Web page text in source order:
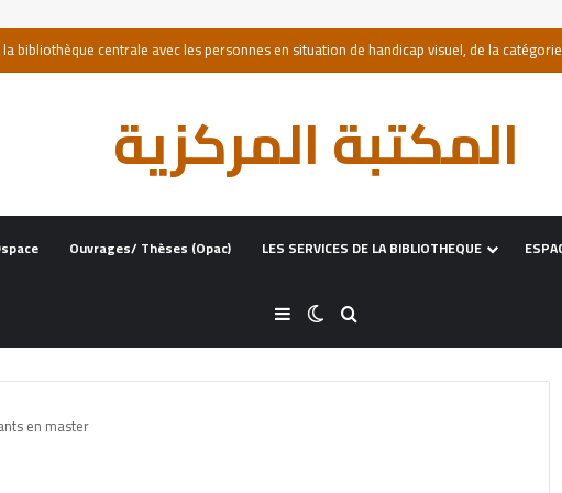
المكتبة المركزية
Ouvrages/ Thèses (opac) LES SERVICES DE LA BIBLIOTHEQUE
en master